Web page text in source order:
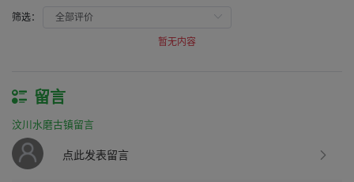
筛选：
暂无内容
留言
汶川水磨古镇留言
点此发表留言